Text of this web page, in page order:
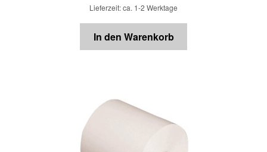
Lieferzeit: ca. 1-2 Werktage
In den Warenkorb